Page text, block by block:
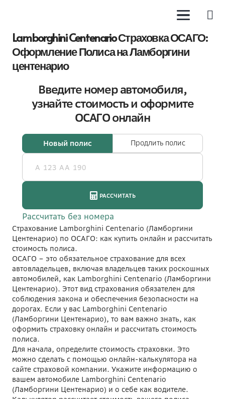
Lamborghini Centenario Страховка ОСАГО:
Оформление Полиса на Ламборгини
центенарио
Страхование Lamborghini Centenario (Ламборгини
Центенарио) по ОСАГО: как купить онлайн и рассчитать
стоимость полиса.
ОСАГО – это обязательное страхование для всех
автовладельцев, включая владельцев таких роскошных
автомобилей, как Lamborghini Centenario (Ламборгини
Центенарио). Этот вид страхования обязателен для
соблюдения закона и обеспечения безопасности на
дорогах. Если у вас Lamborghini Centenario
(Ламборгини Центенарио), то вам важно знать, как
оформить страховку онлайн и рассчитать стоимость
полиса.
Для начала, определите стоимость страховки. Это
можно сделать с помощью онлайн-калькулятора на
сайте страховой компании. Укажите информацию о
вашем автомобиле Lamborghini Centenario
(Ламборгини Центенарио) и о себе как водителе.